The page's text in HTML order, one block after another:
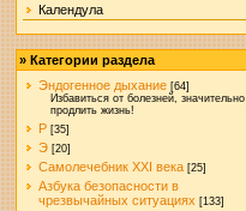
Календула
»Категории раздела
Эндогенное дыхание [64]
Избавиться от болезней, значительно
продлить жизнь!
Р [35]
Э [20]
Самолечебник XXI века [25]
Азбука безопасности в
чрезвычайных ситуациях [133]